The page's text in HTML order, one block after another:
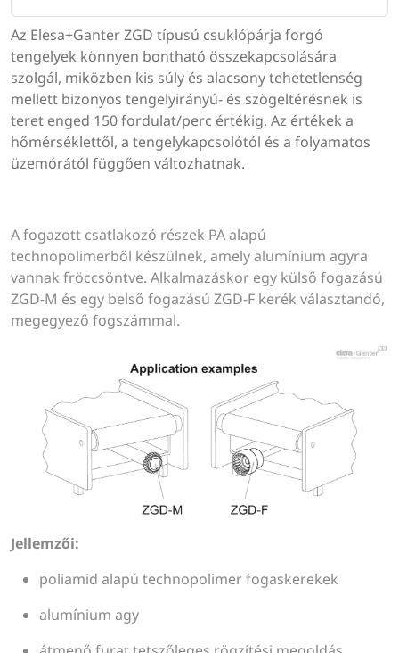
Az Elesa+Ganter ZGD típusú csuklópárja forgó
tengelyek könnyen bontható összekapcsolására
szolgál, miközben kis súly és alacsony tehetetlenség
mellett bizonyos tengelyirányú- és szögeltérésnek is
teret enged 150 fordulat/perc értékig. Az értékek a
hőmérséklettől, a tengelykapcsolótól és a folyamatos
üzemórától függően változhatnak.
A fogazott csatlakozó részek PA alapú
technopolimerből készülnek, amely alumínium agyra
vannak fröccsöntve. Alkalmazáskor egy külső fogazású
ZGD-M és egy belső fogazású ZGD-F kerék választandó,
megegyező fogszámmal.
Jellemzői:
poliamid alapú technopolimer fogaskerekek
alumínium agy